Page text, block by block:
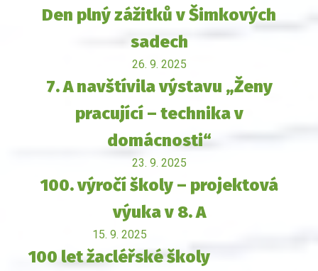
Den plný zážitků v Šimkových
sadech
26. 9. 2025
7. A navštívila výstavu „Ženy
pracující – technika v
domácnosti“
23. 9. 2025
100. výročí školy – projektová
výuka v 8. A
15. 9. 2025
100 let žacléřské školy